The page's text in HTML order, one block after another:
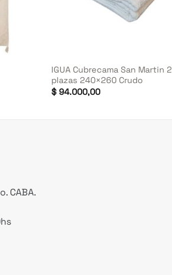
IGUA Cubrecama San Martin 2
plazas 240×260 Crudo
$ 94.000,00
CABA.